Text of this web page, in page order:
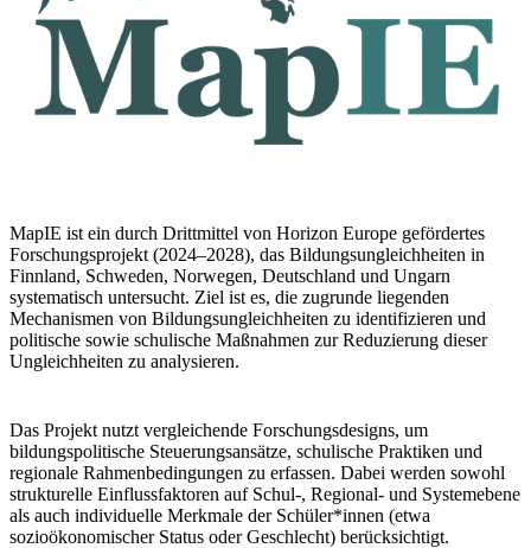
MapIE ist ein durch Drittmittel von Horizon Europe gefördertes
Forschungsprojekt (2024–2028), das Bildungsungleichheiten in
Finnland, Schweden, Norwegen, Deutschland und Ungarn
systematisch untersucht. Ziel ist es, die zugrunde liegenden
Mechanismen von Bildungsungleichheiten zu identifizieren und
politische sowie schulische Maßnahmen zur Reduzierung dieser
Ungleichheiten zu analysieren.
Das Projekt nutzt vergleichende Forschungsdesigns, um
bildungspolitische Steuerungsansätze, schulische Praktiken und
regionale Rahmenbedingungen zu erfassen. Dabei werden sowohl
strukturelle Einflussfaktoren auf Schul-, Regional- und Systemebene
als auch individuelle Merkmale der Schüler*innen (etwa
sozioökonomischer Status oder Geschlecht) berücksichtigt.